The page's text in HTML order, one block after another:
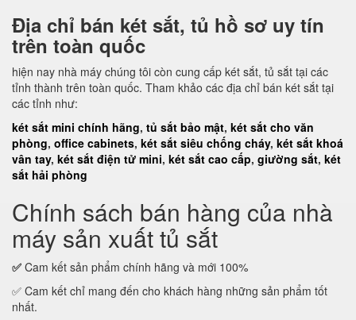
Địa chỉ bán két sắt, tủ hồ sơ uy tín
trên toàn quốc
hiện nay nhà máy chúng tôi còn cung cấp két sắt, tủ sắt tại các
tỉnh thành trên toàn quốc. Tham khảo các địa chỉ bán két sắt tại
các tỉnh như:
két sắt mini chính hãng, tủ sắt bảo mật, két sắt cho văn
phòng, office cabinets, két sắt siêu chống cháy, két sắt khoá
vân tay, két sắt điện tử mini, két sắt cao cấp, giường sắt, két
sắt hải phòng
Chính sách bán hàng của nhà
máy sản xuất tủ sắt
✅ Cam kết sản phẩm chính hãng và mới 100%
✅ Cam kết chỉ mang đến cho khách hàng những sản phẩm tốt
nhất.